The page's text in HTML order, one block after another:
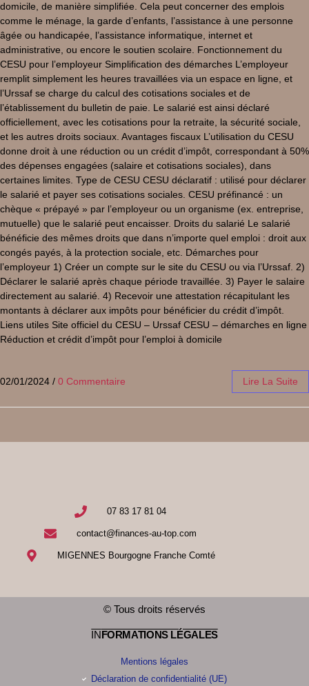
domicile, de manière simplifiée. Cela peut concerner des emplois
comme le ménage, la garde d’enfants, l’assistance à une personne
âgée ou handicapée, l’assistance informatique, internet et
administrative, ou encore le soutien scolaire. Fonctionnement du
CESU pour l’employeur Simplification des démarches L’employeur
remplit simplement les heures travaillées via un espace en ligne, et
l’Urssaf se charge du calcul des cotisations sociales et de
l’établissement du bulletin de paie. Le salarié est ainsi déclaré
officiellement, avec les cotisations pour la retraite, la sécurité sociale,
et les autres droits sociaux. Avantages fiscaux L’utilisation du CESU
donne droit à une réduction ou un crédit d’impôt, correspondant à 50%
des dépenses engagées (salaire et cotisations sociales), dans
certaines limites. Type de CESU CESU déclaratif : utilisé pour déclarer
le salarié et payer ses cotisations sociales. CESU préfinancé : un
chèque « prépayé » par l’employeur ou un organisme (ex. entreprise,
mutuelle) que le salarié peut encaisser. Droits du salarié Le salarié
bénéficie des mêmes droits que dans n’importe quel emploi : droit aux
congés payés, à la protection sociale, etc. Démarches pour
l’employeur 1) Créer un compte sur le site du CESU ou via l’Urssaf. 2)
Déclarer le salarié après chaque période travaillée. 3) Payer le salaire
directement au salarié. 4) Recevoir une attestation récapitulant les
montants à déclarer aux impôts pour bénéficier du crédit d’impôt.
Liens utiles Site officiel du CESU – Urssaf CESU – démarches en ligne
Réduction et crédit d’impôt pour l’emploi à domicile
02/01/2024 / 0 Commentaire Lire La Suite
07 83 17 81 04
contact@finances-au-top.com
MIGENNES Bourgogne Franche Comté
© Tous droits réservés
IN FORMATIONS LÉGALES
Mentions légales
Déclaration de confidentialité (UE)